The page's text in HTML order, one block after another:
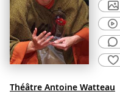
Théâtre Antoine Watteau